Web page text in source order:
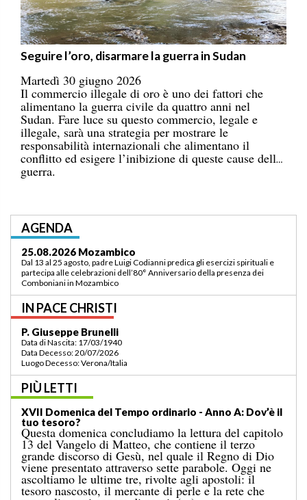
Seguire l’oro, disarmare la guerra in Sudan
Martedì 30 giugno 2026
Il commercio illegale di oro è uno dei fattori che
alimentano la guerra civile da quattro anni nel
Sudan. Fare luce su questo commercio, legale e
illegale, sarà una strategia per mostrare le
responsabilità internazionali che alimentano il
conflitto ed esigere l’inibizione di queste cause della
guerra.
AGENDA
03.09.2026 Lomé/Togo
Padre Luigi Codianni e padre Elias Sindjalim partecipano dal 26 agosto al 3
settembre all’incontro della commissione ASCAF sulla riorganizzazione
della regione a Lomé/Togo
IN PACE CHRISTI
P. Bruno Bordonali
Data di Nascita: 01/07/1942
Data Decesso: 13/07/2026
Luogo Decesso: Verona /Italia
PIÙ LETTI
XIX Domenica del Tempo ordinario — Anno A:
“Comandami di venire verso di te!”
Il Vangelo di domenica scorsa ci raccontava il
miracolo della moltiplicazione dei pani per una
grande folla, in un luogo deserto, conclusosi con la
raccolta di dodici ceste colme di avanzi. A
quell’evento segue il noto episodio odierno, nel
quale Gesù cammina sul mare. [...]